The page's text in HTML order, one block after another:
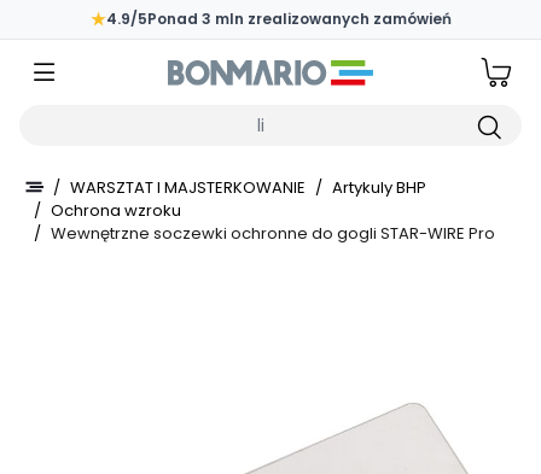
Przejdź do głównej zawartości strony
★4.9/5Ponad 3 mln zrealizowanych zamówień
/ WARSZTAT I MAJSTERKOWANIE / Artykuly BHP
/ Ochrona wzroku
/ Wewnętrzne soczewki ochronne do gogli STAR-WIRE Pro